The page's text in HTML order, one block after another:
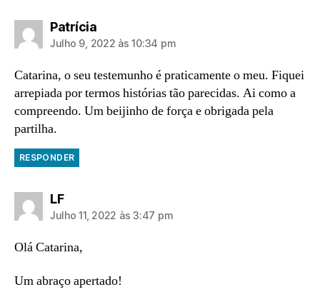
Patríciadiz:
Julho 9, 2022 às 10:34 pm
Catarina, o seu testemunho é praticamente o meu. Fiquei
arrepiada por termos histórias tão parecidas. Ai como a
compreendo. Um beijinho de força e obrigada pela
partilha.
RESPONDER
LFdiz:
Julho 11, 2022 às 3:47 pm
Olá Catarina,
Um abraço apertado!